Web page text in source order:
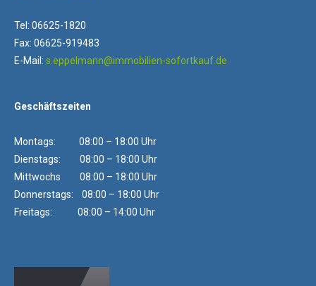
Tel: 06625-1820
Fax: 06625-919483
E-Mail: s.eppelmann@immobilien-sofortkauf.de
Geschäftszeiten
Montags: 08:00 – 18:00 Uhr
Dienstags: 08:00 – 18:00 Uhr
Mittwochs 08:00 – 18:00 Uhr
Donnerstags: 08:00 – 18:00 Uhr
Freitags: 08:00 – 14:00 Uhr